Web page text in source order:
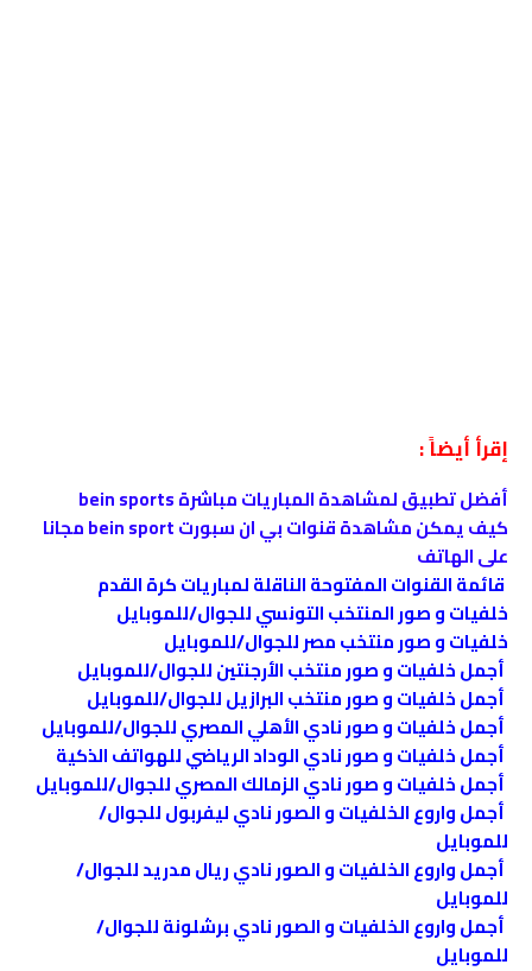
إقرأ أيضاً :
أفضل تطبيق لمشاهدة المباريات مباشرة bein sports
كيف يمكن مشاهدة قنوات بي ان سبورت bein sport مجانا
على الهاتف
قائمة القنوات المفتوحة الناقلة لمباريات كرة القدم
خلفيات و صور المنتخب التونسي للجوال/للموبايل
خلفيات و صور منتخب مصر للجوال/للموبايل
أجمل خلفيات و صور منتخب الأرجنتين للجوال/للموبايل
أجمل خلفيات و صور منتخب البرازيل للجوال/للموبايل
أجمل خلفيات و صور نادي الأهلي المصري للجوال/للموبايل
أجمل خلفيات و صور نادي الوداد الرياضي للهواتف الذكية
أجمل خلفيات و صور نادي الزمالك المصري للجوال/للموبايل
أجمل واروع الخلفيات و الصور نادي ليفربول للجوال/
للموبايل
أجمل واروع الخلفيات و الصور نادي ريال مدريد للجوال/
للموبايل
أجمل واروع الخلفيات و الصور نادي برشلونة للجوال/
للموبايل